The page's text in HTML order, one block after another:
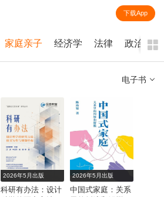
下载App
家庭亲子 经济学 法律 政治学
电子书
每天听本书
电子书
2026年5月出版
科研有办法：设计
2026年5月出版
中国式家庭：关系